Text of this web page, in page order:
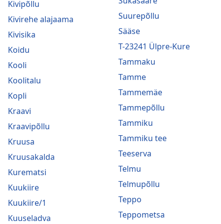
Kivipõllu
Kivirehe alajaama
Kivisika
Koidu
Kooli
Koolitalu
Kopli
Kraavi
Kraavipõllu
Kruusa
Kruusakalda
Kurematsi
Kuukiire
Kuukiire/1
Kuuseladva
Suurepõllu
Sääse
T-23241 Ülpre-Kure
Tammaku
Tamme
Tammemäe
Tammepõllu
Tammiku
Tammiku tee
Teeserva
Telmu
Telmupõllu
Teppo
Teppometsa